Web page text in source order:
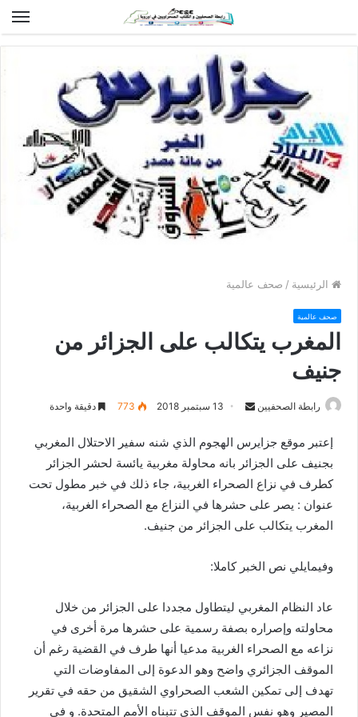
الرئيسية / صحف عالمية
صحف عالمية
المغرب يتكالب على الجزائر من
جنيف
رابطة الصحفيين
n
d
a
n
13 سبتمبر 2018 773 دقيقة واحدة
إعتبر موقع جزايرس الهجوم الذي شنه سفير الاحتلال المغربي
بجنيف على الجزائر بانه محاولة مغربية يائسة لحشر الجزائر
كطرف في نزاع الصحراء الغربية، جاء ذلك في خبر مطول تحت
عنوان : يصر على حشرها في النزاع مع الصحراء الغربية،
المغرب يتكالب على الجزائر من جنيف.
وفيمايلي نص الخبر كاملا:
عاد النظام المغربي ليتطاول مجددا على الجزائر من خلال
محاولته وإصراره بصفة رسمية على حشرها مرة أخرى في
نزاعه مع الصحراء الغربية مدعيا أنها طرف في القضية رغم أن
الموقف الجزائري واضح وهو الدعوة إلى المفاوضات التي
تهدف إلى تمكين الشعب الصحراوي الشقيق من حقه في تقرير
المصير وهو نفس الموقف الذي تتبناه الأمم المتحدة. و في